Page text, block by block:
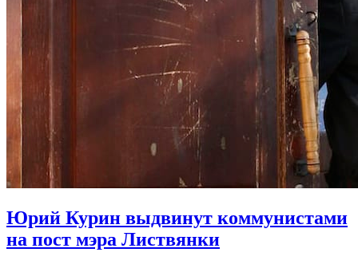
Юрий Курин выдвинут коммунистами
на пост мэра Листвянки